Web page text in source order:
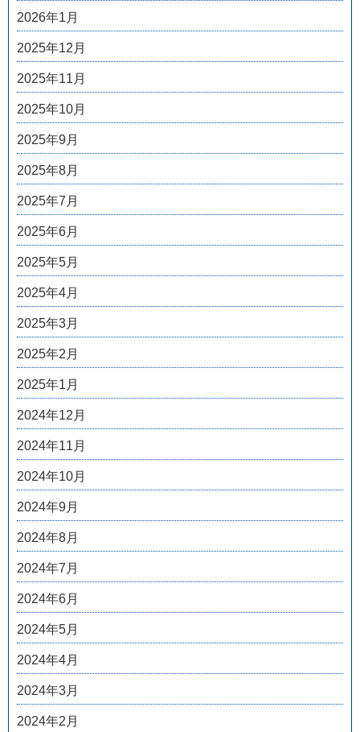
2026年1月
2025年12月
2025年11月
2025年10月
2025年9月
2025年8月
2025年7月
2025年6月
2025年5月
2025年4月
2025年3月
2025年2月
2025年1月
2024年12月
2024年11月
2024年10月
2024年9月
2024年8月
2024年7月
2024年6月
2024年5月
2024年4月
2024年3月
2024年2月